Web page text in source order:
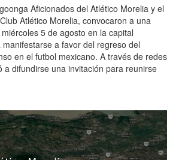
Aficionados del Atlético Morelia y el
Atlético Morelia, convocaron a una
5 de agosto en la capital
a favor del regreso del
en el futbol mexicano. A través de redes
a difundirse una invitación para reunirse